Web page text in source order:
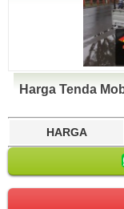
Harga Tenda
HARGA